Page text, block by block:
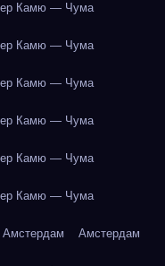
Камю — Чума
Камю — Чума
Камю — Чума
Камю — Чума
Камю — Чума
Камю — Чума
Амстердам Амстердам